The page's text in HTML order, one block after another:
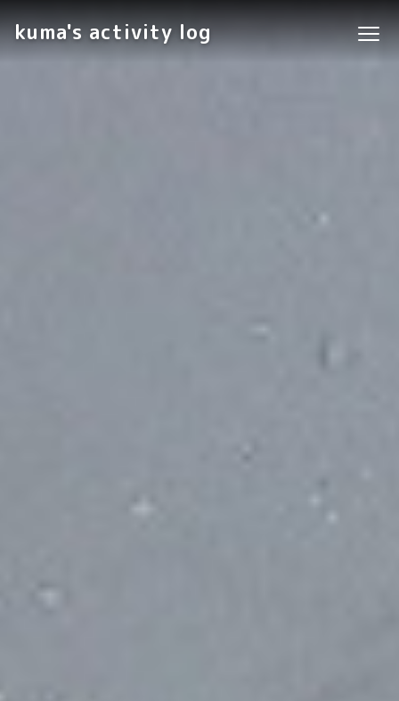
kuma's activity log